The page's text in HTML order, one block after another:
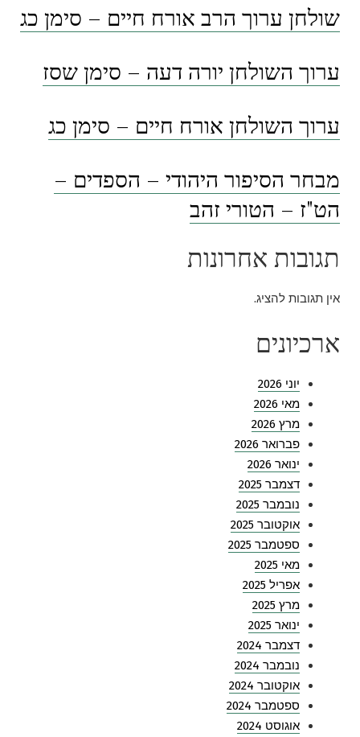
שולחן ערוך הרב אורח חיים – סימן כג
ערוך השולחן יורה דעה – סימן שסז
ערוך השולחן אורח חיים – סימן כג
מבחר הסיפור היהודי – הספדים –
הט"ז – הטורי זהב
תגובות אחרונות
אין תגובות להציג.
ארכיונים
יוני 2026
מאי 2026
מרץ 2026
פברואר 2026
ינואר 2026
דצמבר 2025
נובמבר 2025
אוקטובר 2025
ספטמבר 2025
מאי 2025
אפריל 2025
מרץ 2025
ינואר 2025
דצמבר 2024
נובמבר 2024
אוקטובר 2024
ספטמבר 2024
אוגוסט 2024